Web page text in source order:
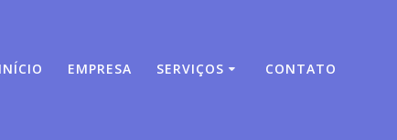
INÍCIO EMPRESA SERVIÇOS CONTATO